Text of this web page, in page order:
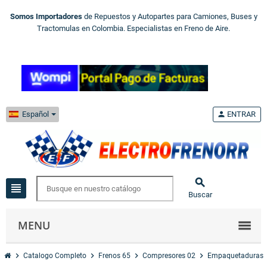
Somos Importadores de Repuestos y Autopartes para Camiones, Buses y
Tractomulas en Colombia. Especialistas en Freno de Aire.
Español
view_headline 
Buscar
person ENTRAR
MENU
chevron_right Catalogo Completo chevron_right Frenos 65 chevron_right Compresores 02 chevron_right Empaquetaduras